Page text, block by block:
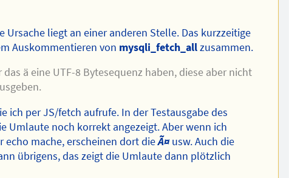
Ursache liegt an einer anderen Stelle. Das kurzzeitige
Auskommentieren von mysqli_fetch_allzusammen.
ä eine UTF-8 Bytesequenz haben, diese aber nicht
ich per JS/fetch aufrufe. In der Testausgabe des
Umlaute noch korrekt angezeigt. Aber wenn ich
echo mache, erscheinen dort dieÃ¤usw. Auch die
übrigens, das zeigt die Umlaute dann plötzlich